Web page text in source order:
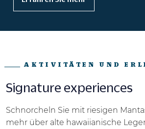
AKTIVITÄTEN UND
Signature experiences
Schnorcheln Sie mit riesigen
mehr über alte hawaiianische